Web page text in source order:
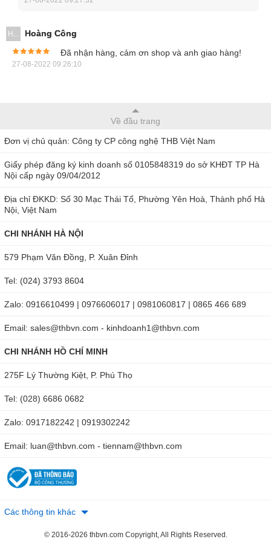
cao nhất.
Công suất đo đạt 400KW
Chọn thang đo tự động, chế độ tiết kiệm pin, cảnh báo
Ampe kìm Tenmars TM-28E hiện đang được bày bán chính
hãng tạithbvn.comvàmaydochuyendung.com . Nếu bạn có
nhu cầu sử dụng Tenmars TM-28E, vui lòng liên hệ
0904810817 - 0979244335
Ngoài ra, bạn cũng có thể đặt hàng online trực tiếp theo link
dien/chi-tiet/ampe-kim-tenmars-tm-28e
H...
Hoàng Công
Đã nhận hàng, cảm ơn shop và anh giao hàng!
27-08-2022 09:26:10
Về đầu trang
Đơn vị chủ quản: Công ty CP công nghệ THB Việt Nam
Giấy phép đăng ký kinh doanh số 0105848319 do sở KHĐT TP Hà
Nội cấp ngày 09/04/2012
Địa chỉ ĐKKD: Số 30 Mạc Thái Tổ, Phường Yên Hoà, Thành phố Hà
Nội, Việt Nam
CHI NHÁNH HÀ NỘI
579 Phạm Văn Đồng, P. Xuân Đỉnh
Tel: (024) 3793 8604
Zalo: 0916610499 | 0976606017 | 0981060817 | 0865 466 689
Email: sales@thbvn.com - kinhdoanh1@thbvn.com
CHI NHÁNH HỒ CHÍ MINH
275F Lý Thường Kiệt, P. Phú Thọ
Tel: (028) 6686 0682
Zalo: 0917182242 | 0919302242
Email: luan@thbvn.com - tiennam@thbvn.com
Các thông tin khác
© 2016-2026 thbvn.com Copyright, All Rights Reserved.